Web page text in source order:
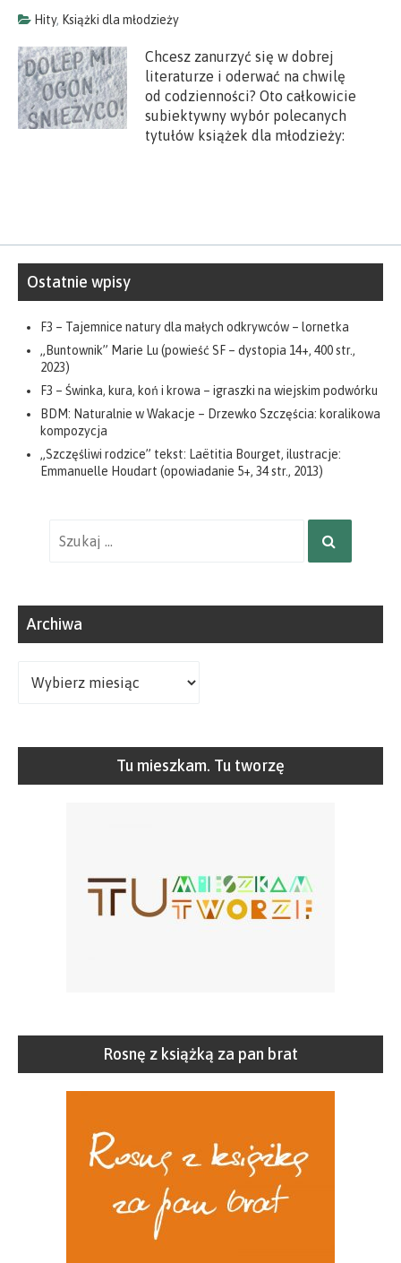
Hity, Książki dla młodzieży
Chcesz zanurzyć się w dobrej
literaturze i oderwać na chwilę
od codzienności? Oto całkowicie
subiektywny wybór polecanych
tytułów książek dla młodzieży:
Ostatnie wpisy
F3 – Tajemnice natury dla małych odkrywców – lornetka
„Buntownik” Marie Lu (powieść SF – dystopia 14+, 400 str.,
2023)
F3 – Świnka, kura, koń i krowa – igraszki na wiejskim podwórku
BDM: Naturalnie w Wakacje – Drzewko Szczęścia: koralikowa
kompozycja
„Szczęśliwi rodzice” tekst: Laëtitia Bourget, ilustracje:
Emmanuelle Houdart (opowiadanie 5+, 34 str., 2013)
SZUKAJ
Archiwa
Tu mieszkam. Tu tworzę
Rosnę z książką za pan brat